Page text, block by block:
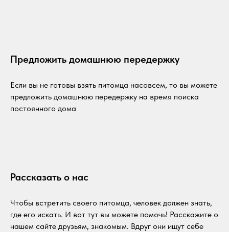
Предложить домашнюю передержку
Если вы не готовы взять питомца насовсем, то вы можете
предложить домашнюю передержку на время поиска
постоянного дома
Рассказать о нас
Чтобы встретить своего питомца, человек должен знать,
где его искать. И вот тут вы можете помочь! Расскажите о
нашем сайте друзьям, знакомым. Вдруг они ищут себе